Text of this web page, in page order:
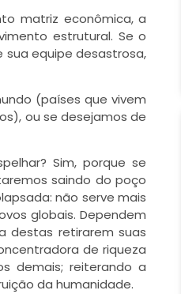
matriz econômica, a
estrutural. Se o
equipe desastrosa,
(países que vivem
ou se desejamos de
Sim, porque se
saindo do poço
não serve mais
globais. Dependem
destas retirarem suas
de riqueza
demais; reiterando a
da humanidade.